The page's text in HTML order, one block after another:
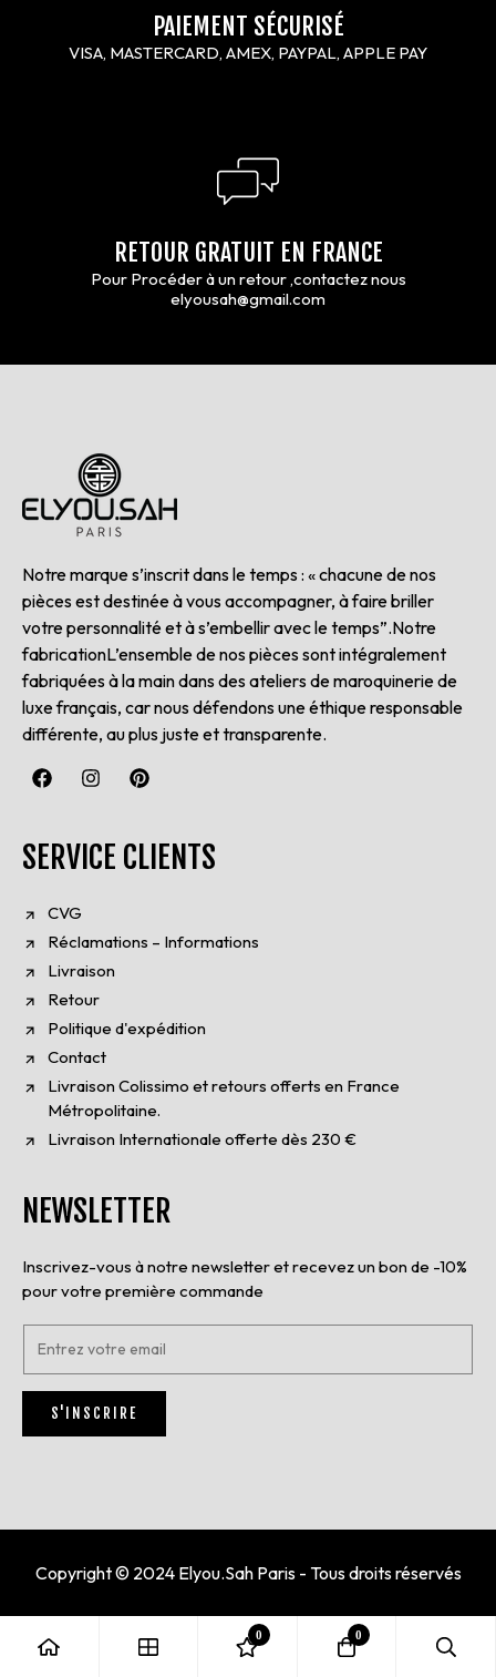
PAIEMENT SÉCURISÉ
VISA, MASTERCARD, AMEX, PAYPAL, APPLE PAY
RETOUR GRATUIT EN FRANCE
Pour Procéder à un retour ,contactez nous
elyousah@gmail.com
Notre marque s’inscrit dans le temps : « chacune de nos
pièces est destinée à vous accompagner, à faire briller
votre personnalité et à s’embellir avec le temps”.Notre
fabricationL’ensemble de nos pièces sont intégralement
fabriquées à la main dans des ateliers de maroquinerie de
luxe français, car nous défendons une éthique responsable
différente, au plus juste et transparente.
SERVICE CLIENTS
CVG
Réclamations – Informations
Livraison
Retour
Politique d'expédition
Contact
Livraison Colissimo et retours offerts en France
Métropolitaine.
Livraison Internationale offerte dès 230 €
NEWSLETTER
Inscrivez-vous à notre newsletter et recevez un bon de -10%
pour votre première commande
E
t
r
z
S'INSCRIRE
Copyright © 2024 Elyou.Sah Paris - Tous droits réservés
0 0